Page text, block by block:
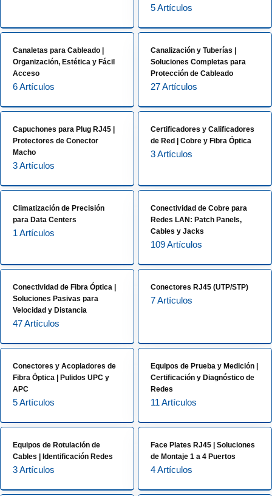
5 Artículos
Canaletas para Cableado |
Organización, Estética y Fácil
Acceso
6 Artículos
Canalización y Tuberías |
Soluciones Completas para
Protección de Cableado
27 Artículos
Capuchones para Plug RJ45 |
Protectores de Conector
Macho
3 Artículos
Certificadores y Calificadores
de Red | Cobre y Fibra Óptica
3 Artículos
Climatización de Precisión
para Data Centers
1 Artículos
Conectividad de Cobre para
Redes LAN: Patch Panels,
Cables y Jacks
109 Artículos
Conectividad de Fibra Óptica |
Soluciones Pasivas para
Velocidad y Distancia
47 Artículos
Conectores RJ45 (UTP/STP)
7 Artículos
Conectores y Acopladores de
Fibra Óptica | Pulidos UPC y
APC
5 Artículos
Equipos de Prueba y Medición |
Certificación y Diagnóstico de
Redes
11 Artículos
Equipos de Rotulación de
Cables | Identificación Redes
3 Artículos
Face Plates RJ45 | Soluciones
de Montaje 1 a 4 Puertos
4 Artículos